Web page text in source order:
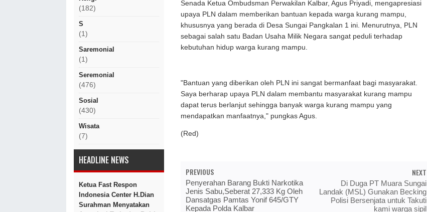
(182)
S
(1)
Saremonial
(1)
Seremonial
(476)
Sosial
(430)
Wisata
(7)
HEADLINE NEWS
Ketua Fast Respon
Indonesia Center H.Dian
Surahman Menyatakan
Senada Ketua Ombudsman Perwakilan Kalbar, Agus Priyadi, mengapresiasi
upaya PLN dalam memberikan bantuan kepada warga kurang mampu,
khususnya yang berada di Desa Sungai Pangkalan 1 ini. Menurutnya, PLN
sebagai salah satu Badan Usaha Milik Negara sangat peduli terhadap
kebutuhan hidup warga kurang mampu.
"Bantuan yang diberikan oleh PLN ini sangat bermanfaat bagi masyarakat.
Saya berharap upaya PLN dalam membantu masyarakat kurang mampu
dapat terus berlanjut sehingga banyak warga kurang mampu yang
mendapatkan manfaatnya," pungkas Agus.
(Red)
PREVIOUS
Penyerahan Barang Bukti Narkotika
Jenis Sabu,Seberat 27,333 Kg Oleh
Dansatgas Pamtas Yonif 645/GTY
Kepada Polda Kalbar
NEXT
Di Duga PT Muara Sungai
Landak (MSL) Gunakan Becking
Polisi Bersenjata untuk Takuti
kami warga sipil